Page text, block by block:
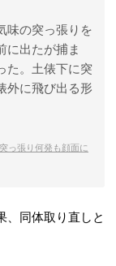
味の突っ張りを
に出たが捕ま
た。土俵下に突
外に飛び出る形
っ張り何発も顔面に
、同体取り直しと